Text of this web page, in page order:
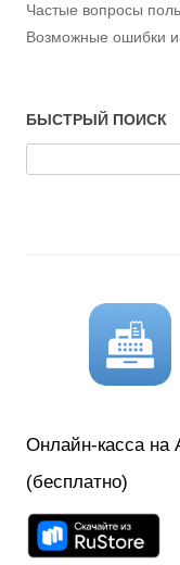
Частые вопросы
Возможные ошибки
БЫСТРЫЙ ПОИСК
Онлайн-касса на
(бесплатно)